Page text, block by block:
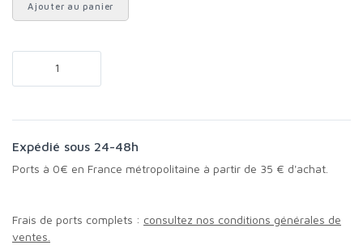
Ajouter au panier
Expédié sous 24-48h
Ports à 0€ en France métropolitaine à partir de 35 € d'achat.
Frais de ports complets : consultez nos conditions générales de
ventes.